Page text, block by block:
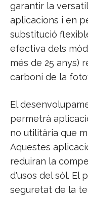
garantir la
aplicacions i en
substitució
efectiva dels
més de 25 anys)
carboni de la
El
permetrà
no utilitària que
Aquestes
reduiran la
d'usos del sòl. El
seguretat de la